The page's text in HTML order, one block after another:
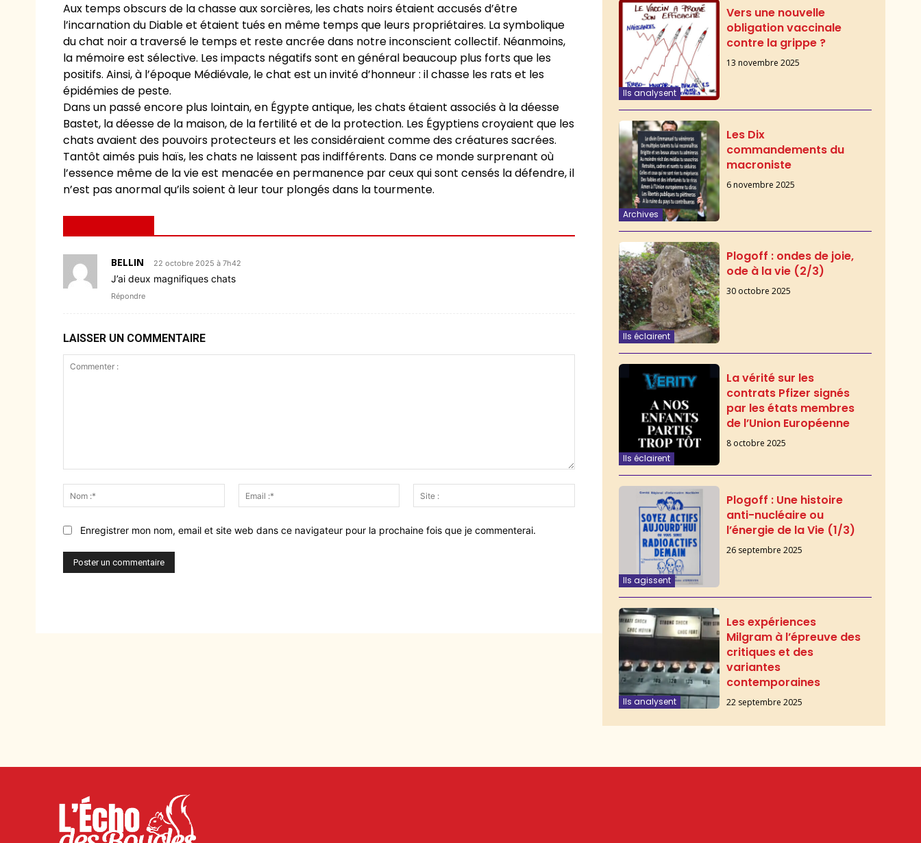
Aux temps obscurs de la chasse aux sorcières, les chats noirs étaient accusés d’être
l’incarnation du Diable et étaient tués en même temps que leurs propriétaires. La symbolique
du chat noir a traversé le temps et reste ancrée dans notre inconscient collectif. Néanmoins,
la mémoire est sélective. Les impacts négatifs sont en général beaucoup plus forts que les
positifs. Ainsi, à l’époque Médiévale, le chat est un invité d’honneur : il chasse les rats et les
épidémies de peste.
Dans un passé encore plus lointain, en Égypte antique, les chats étaient associés à la déesse
Bastet, la déesse de la maison, de la fertilité et de la protection. Les Égyptiens croyaient que les
chats avaient des pouvoirs protecteurs et les considéraient comme des créatures sacrées.
Tantôt aimés puis haïs, les chats ne laissent pas indifférents. Dans ce monde surprenant où
l’essence même de la vie est menacée en permanence par ceux qui sont censés la défendre, il
n’est pas anormal qu’ils soient à leur tour plongés dans la tourmente.
BELLIN 22 octobre 2025 à 7h42
J’ai deux magnifiques chats
Répondre
LAISSER UN COMMENTAIRE
:*
Email
:*
:
Enregistrer mon nom, email et site web dans ce navigateur pour la prochaine fois que je commenterai.
Ils analysent
Vers une nouvelle
obligation vaccinale
contre la grippe ?
13 novembre 2025
Archives
Les Dix
commandements du
macroniste
6 novembre 2025
Ils éclairent
Plogoff : ondes de joie,
ode à la vie (2/3)
30 octobre 2025
Ils éclairent
La vérité sur les
contrats Pfizer signés
par les états membres
de l’Union Européenne
8 octobre 2025
Ils agissent
Plogoff : Une histoire
anti-nucléaire ou
l’énergie de la Vie (1/3)
26 septembre 2025
Ils analysent
Les expériences
Milgram à l’épreuve des
critiques et des
variantes
contemporaines
22 septembre 2025